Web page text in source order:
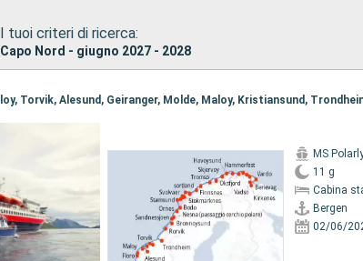
I tuoi criteri di ricerca:
Capo Nord - giugno 2027 - 2028
MS
11 g
Cabina
Bergen
02/06/